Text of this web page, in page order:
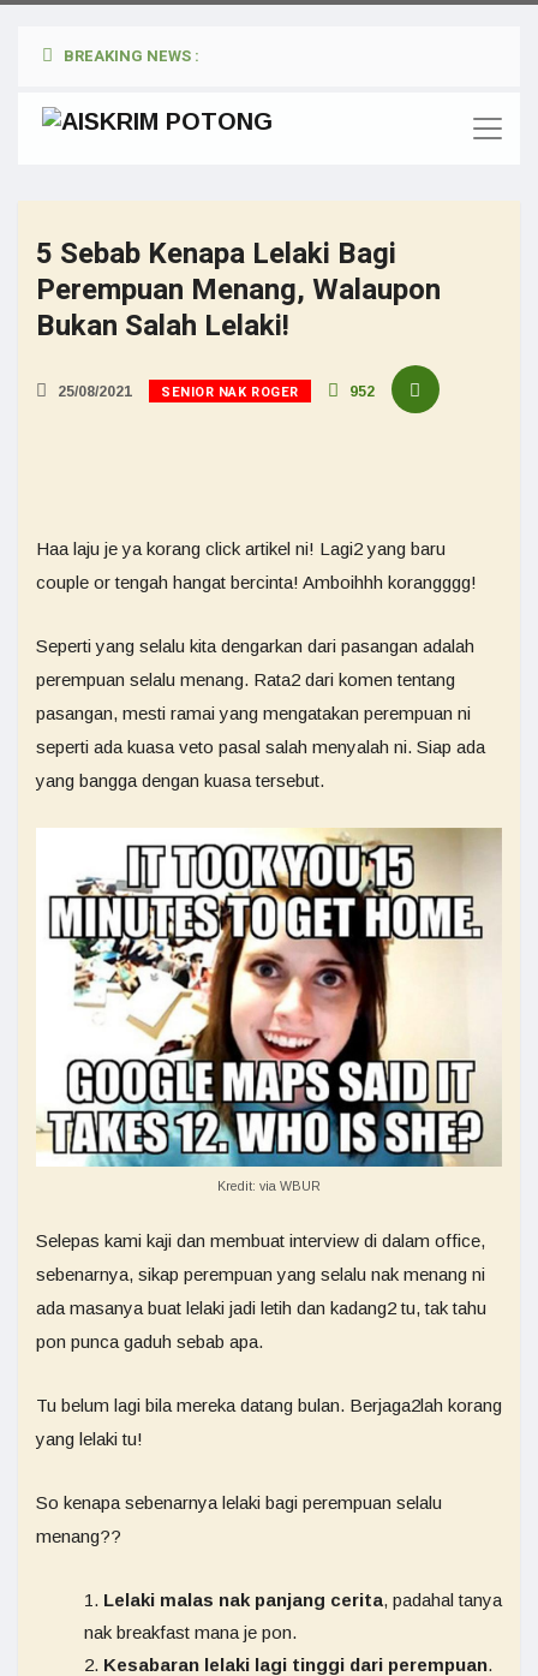
BREAKING NEWS :
5 Sebab Kenapa Lelaki Bagi
Perempuan Menang, Walaupon
Bukan Salah Lelaki!
25/08/2021 SENIOR NAK ROGER 952
Haa laju je ya korang click artikel ni! Lagi2 yang baru
couple or tengah hangat bercinta! Amboihhh korangggg!
Seperti yang selalu kita dengarkan dari pasangan adalah
perempuan selalu menang. Rata2 dari komen tentang
pasangan, mesti ramai yang mengatakan perempuan ni
seperti ada kuasa veto pasal salah menyalah ni. Siap ada
yang bangga dengan kuasa tersebut.
Kredit: via WBUR
Selepas kami kaji dan membuat interview di dalam office,
sebenarnya, sikap perempuan yang selalu nak menang ni
ada masanya buat lelaki jadi letih dan kadang2 tu, tak tahu
pon punca gaduh sebab apa.
Tu belum lagi bila mereka datang bulan. Berjaga2lah korang
yang lelaki tu!
So kenapa sebenarnya lelaki bagi perempuan selalu
menang??
Lelaki malas nak panjang cerita, padahal tanya
nak breakfast mana je pon.
Kesabaran lelaki lagi tinggi dari perempuan.